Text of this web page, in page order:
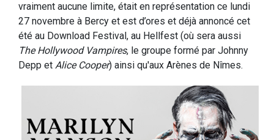
vraiment aucune limite, était en représentation ce lundi
27 novembre à Bercy et est d’ores et déjà annoncé cet
été au Download Festival, au Hellfest (où sera aussi
The Hollywood Vampires, le groupe formé par Johnny
Depp et Alice Cooper) ainsi qu'aux Arènes de Nîmes.